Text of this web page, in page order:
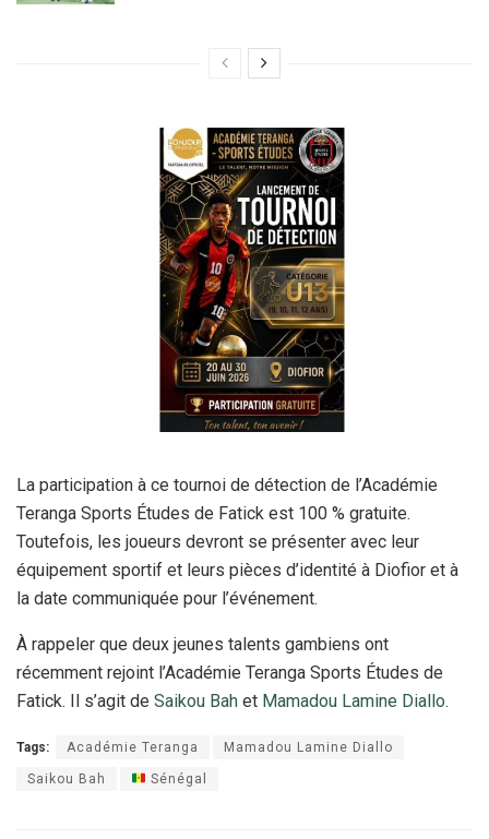
La participation à ce tournoi de détection de l’Académie
Teranga Sports Études de Fatick est 100 % gratuite.
Toutefois, les joueurs devront se présenter avec leur
équipement sportif et leurs pièces d’identité à Diofior et à
la date communiquée pour l’événement.
À rappeler que deux jeunes talents gambiens ont
récemment rejoint l’Académie Teranga Sports Études de
Fatick. Il s’agit de Saikou Bah et Mamadou Lamine Diallo.
Tags: Académie Teranga Mamadou Lamine Diallo
Saikou Bah Sénégal